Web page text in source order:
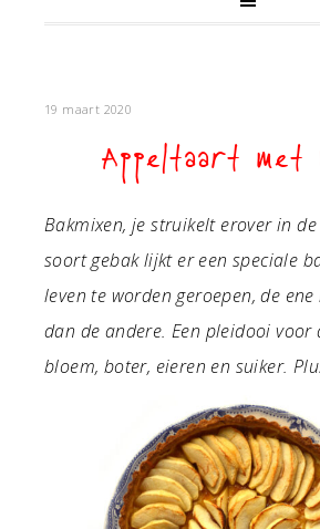
19 maart 2020
Appeltaart met
Bakmixen, je struikelt erover in
soort gebak lijkt er een speciale
leven te worden geroepen, de
dan de andere. Een pleidooi voor
bloem, boter, eieren en suiker.